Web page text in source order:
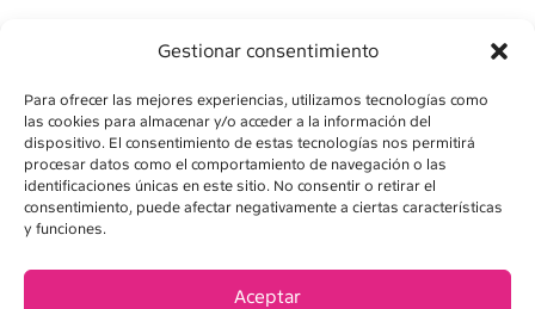
Gestionar consentimiento
Para ofrecer las mejores experiencias, utilizamos tecnologías como
las cookies para almacenar y/o acceder a la información del
dispositivo. El consentimiento de estas tecnologías nos permitirá
procesar datos como el comportamiento de navegación o las
identificaciones únicas en este sitio. No consentir o retirar el
consentimiento, puede afectar negativamente a ciertas características
y funciones.
Aceptar
AVISO LEGAL
POLÍTICA DE PRIVACIDAD